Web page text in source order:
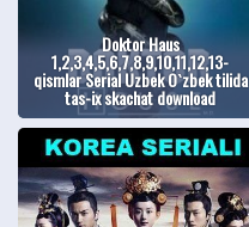
Doktor Haus
1,2,3,4,5,6,7,8,9,10,11,12,13-
qismlar Serial Uzbek O`zbek tilida
tas-ix skachat download